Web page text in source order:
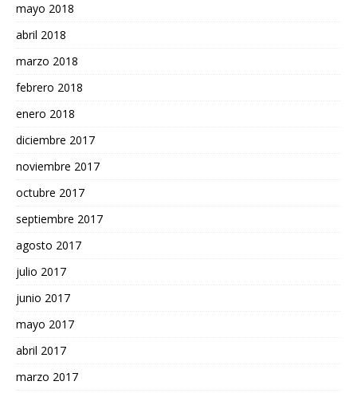
mayo 2018
abril 2018
marzo 2018
febrero 2018
enero 2018
diciembre 2017
noviembre 2017
octubre 2017
septiembre 2017
agosto 2017
julio 2017
junio 2017
mayo 2017
abril 2017
marzo 2017